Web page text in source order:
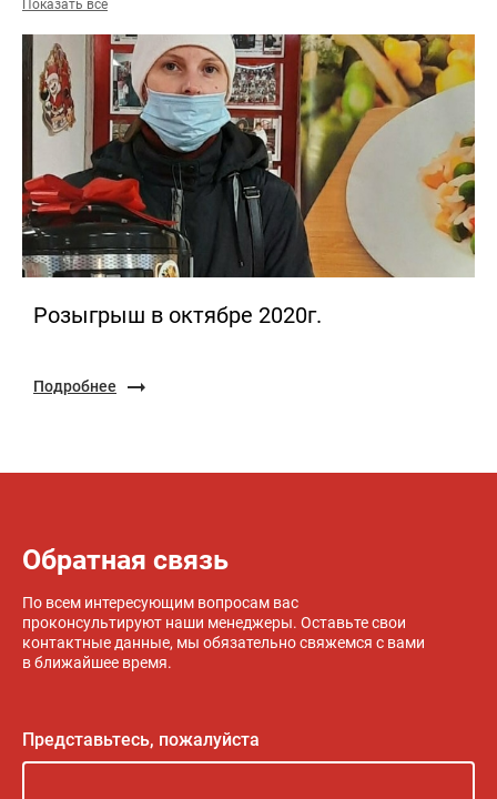
Показать все
Розыгрыш в октябре 2020г.
Подробнее
Обратная связь
По всем интересующим вопросам вас
проконсультируют наши менеджеры. Оставьте свои
контактные данные, мы обязательно свяжемся с вами
в ближайшее время.
Представьтесь, пожалуйста